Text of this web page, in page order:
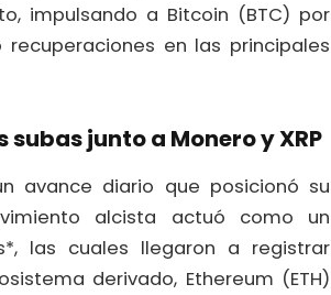
impulsando a Bitcoin (BTC) por
en las principales
junto a Monero y XRP
avance diario que posicionó su
alcista actuó como un
las cuales llegaron a registrar
derivado, Ethereum (ETH)